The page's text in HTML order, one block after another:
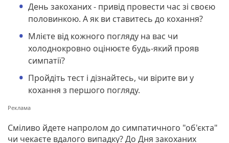
День закоханих - привід провести час зі своєю
половинкою. А як ви ставитесь до кохання?
Млієте від кожного погляду на вас чи
холоднокровно оцінюєте будь-який прояв
симпатії?
Пройдіть тест і дізнайтесь, чи вірите ви у
кохання з першого погляду.
Сміливо йдете напролом до симпатичного "об'єкта"
чи чекаєте вдалого випадку? До Дня закоханих